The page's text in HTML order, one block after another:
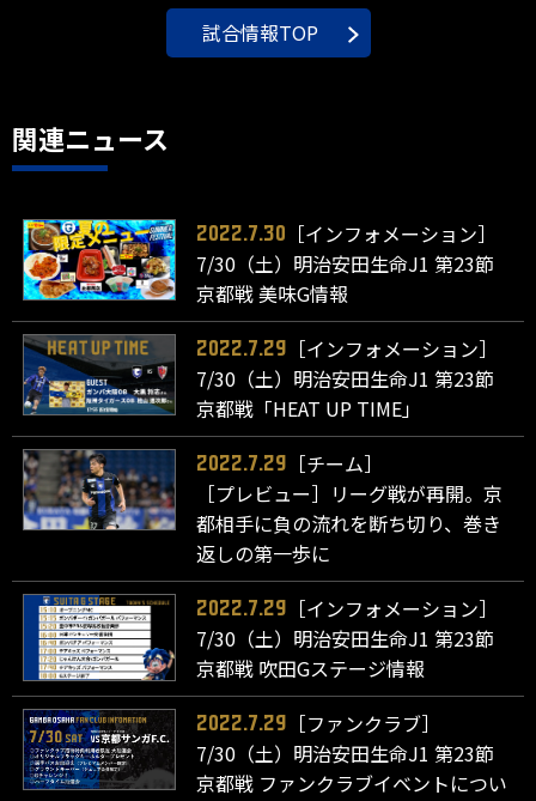
試合情報TOP
関連ニュース
2022.7.30
［インフォメーション］
7/30（土）明治安田生命J1 第23節
京都戦 美味G情報
2022.7.29
［インフォメーション］
7/30（土）明治安田生命J1 第23節
京都戦「HEAT UP TIME」
2022.7.29
［チーム］
［プレビュー］リーグ戦が再開。京
都相手に負の流れを断ち切り、巻き
返しの第一歩に
2022.7.29
［インフォメーション］
7/30（土）明治安田生命J1 第23節
京都戦 吹田Gステージ情報
2022.7.29
［ファンクラブ］
7/30（土）明治安田生命J1 第23節
京都戦 ファンクラブイベントについ